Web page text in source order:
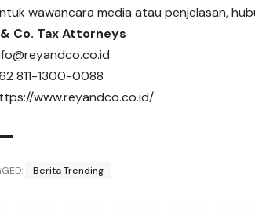
wawancara media atau penjelasan,
Co. Tax Attorneys
811-1300-0088
www.reyandco.co.id/
Berita Trending